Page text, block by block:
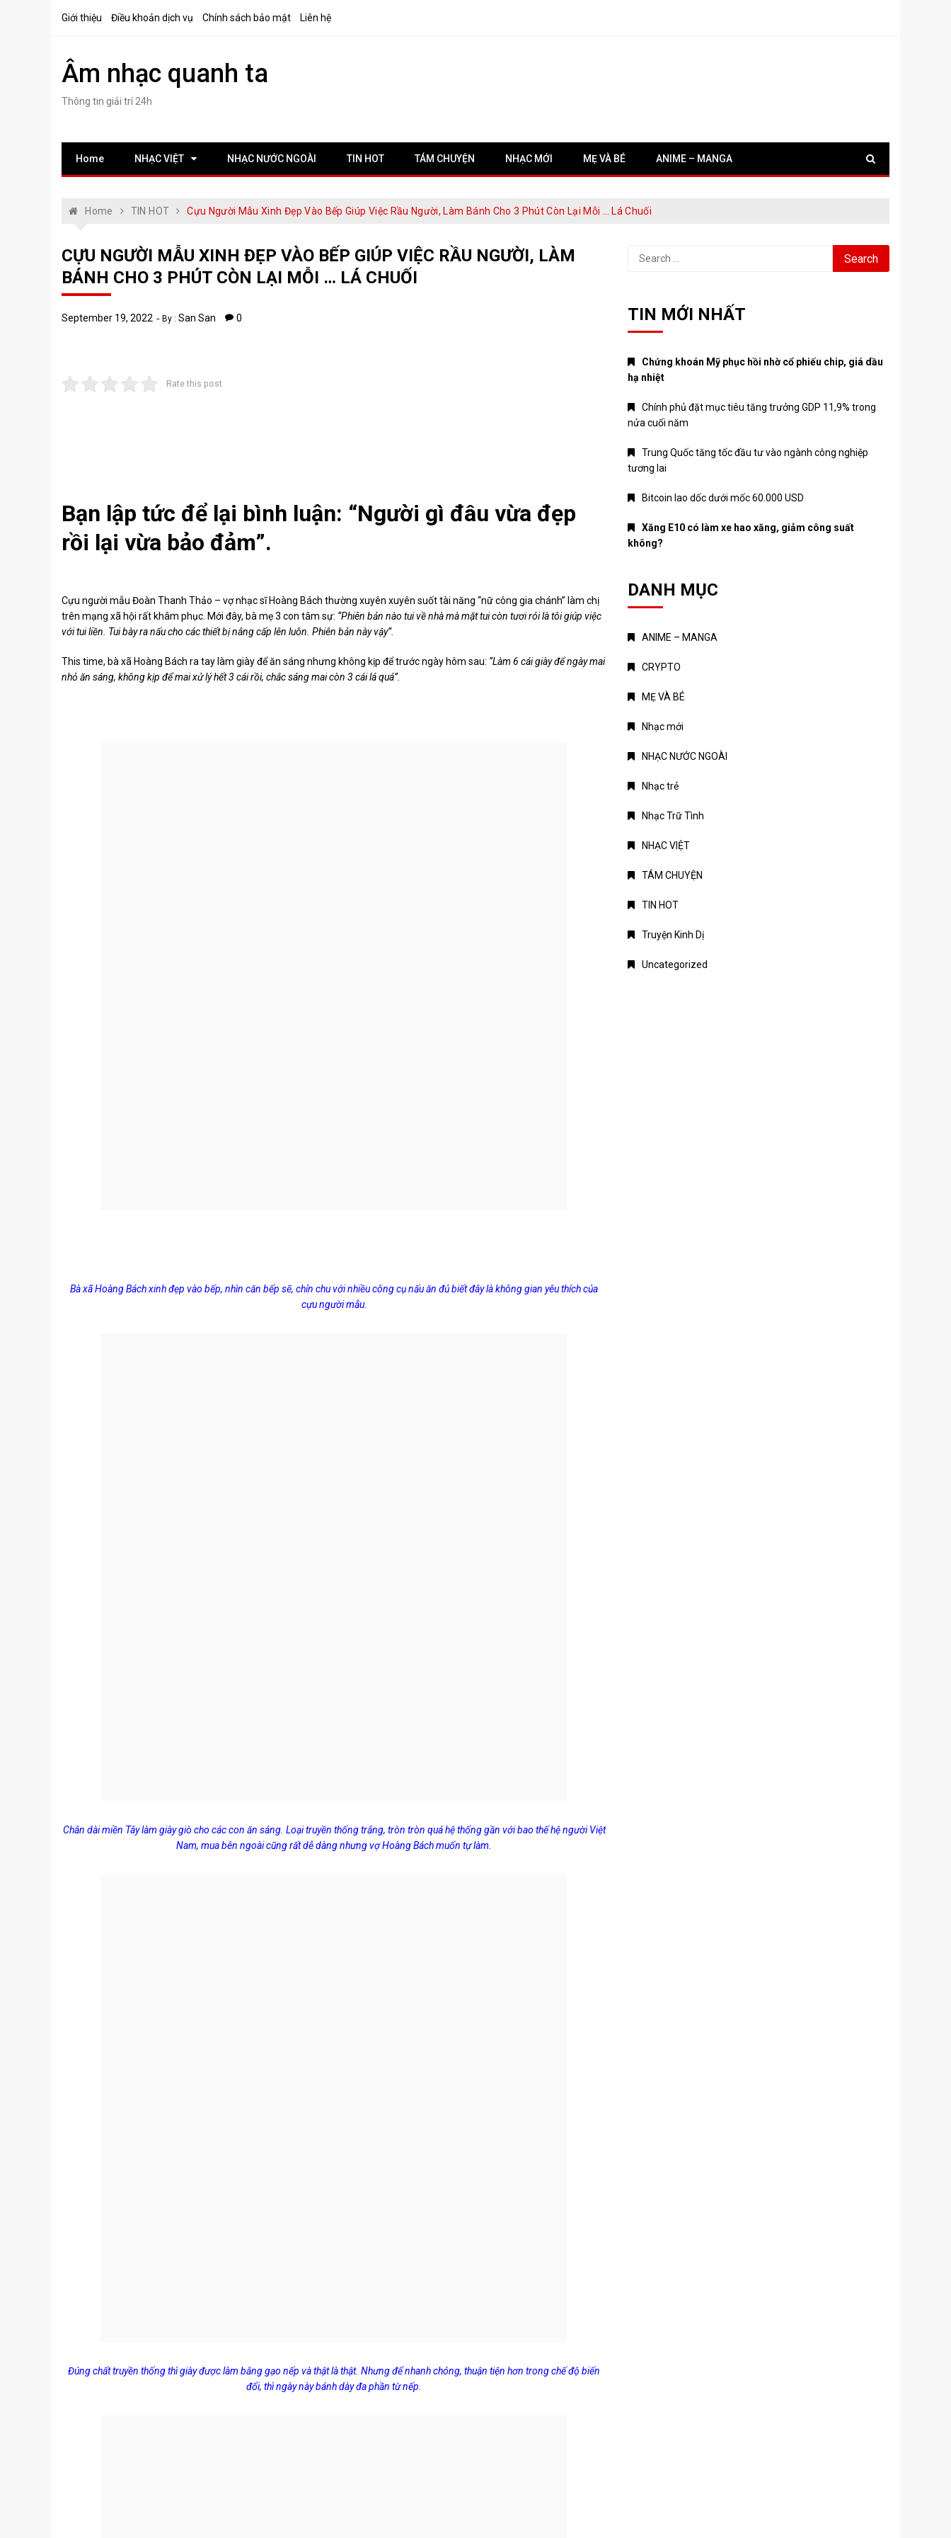
Giới thiệu Điều khoản dịch vụ Chính sách bảo mật Liên hệ
Âm nhạc quanh ta
Thông tin giải trí 24h
Home NHẠC VIỆT NHẠC NƯỚC NGOÀI TIN HOT TÁM CHUYỆN NHẠC MỚI MẸ VÀ BÉ ANIME – MANGA
Home TIN HOT Cựu Người Mẫu Xinh Đẹp Vào Bếp Giúp Việc Rầu Người, Làm Bánh Cho 3 Phút Còn Lại Mỗi … Lá Chuối
CỰU NGƯỜI MẪU XINH ĐẸP VÀO BẾP GIÚP VIỆC RẦU NGƯỜI, LÀM
BÁNH CHO 3 PHÚT CÒN LẠI MỖI … LÁ CHUỐI
September 19, 2022 By : San San 0
Rate this post
Bạn lập tức để lại bình luận: “Người gì đâu vừa đẹp
rồi lại vừa bảo đảm”.
Cựu người mẫu Đoàn Thanh Thảo – vợ nhạc sĩ Hoàng Bách thường xuyên xuyên suốt tài năng “nữ công gia chánh” làm chị
trên mạng xã hội rất khâm phục. Mới đây, bà mẹ 3 con tâm sự: “Phiên bản nào tui về nhà mà mặt tui còn tươi rói là tôi giúp việc
với tui liền. Tui bày ra nấu cho các thiết bị nâng cấp lên luôn. Phiên bản này vậy”.
This time, bà xã Hoàng Bách ra tay làm giày để ăn sáng nhưng không kịp để trước ngày hôm sau: “Làm 6 cái giày để ngày mai
nhỏ ăn sáng, không kịp để mai xử lý hết 3 cái rồi, chắc sáng mai còn 3 cái lá quá”.
Bà xã Hoàng Bách xinh đẹp vào bếp, nhìn căn bếp sẽ, chỉn chu với nhiều công cụ nấu ăn đủ biết đây là không gian yêu thích của
cựu người mẫu.
Chân dài miền Tây làm giày giò cho các con ăn sáng. Loại truyền thống trắng, tròn tròn quá hệ thống gần với bao thế hệ người Việt
Nam, mua bên ngoài cũng rất dễ dàng nhưng vợ Hoàng Bách muốn tự làm.
Đúng chất truyền thống thì giày được làm bằng gạo nếp và thật là thật. Nhưng để nhanh chóng, thuận tiện hơn trong chế độ biến
đổi, thì ngày này bánh dày đa phần từ nếp.
Search
TIN MỚI NHẤT
Chứng khoán Mỹ phục hồi nhờ cổ phiếu chip, giá dầu
hạ nhiệt
Chính phủ đặt mục tiêu tăng trưởng GDP 11,9% trong
nửa cuối năm
Trung Quốc tăng tốc đầu tư vào ngành công nghiệp
tương lai
Bitcoin lao dốc dưới mốc 60.000 USD
Xăng E10 có làm xe hao xăng, giảm công suất
không?
DANH MỤC
ANIME – MANGA
CRYPTO
MẸ VÀ BÉ
Nhạc mới
NHẠC NƯỚC NGOÀI
Nhạc trẻ
Nhạc Trữ Tình
NHẠC VIỆT
TÁM CHUYỆN
TIN HOT
Truyện Kinh Dị
Uncategorized